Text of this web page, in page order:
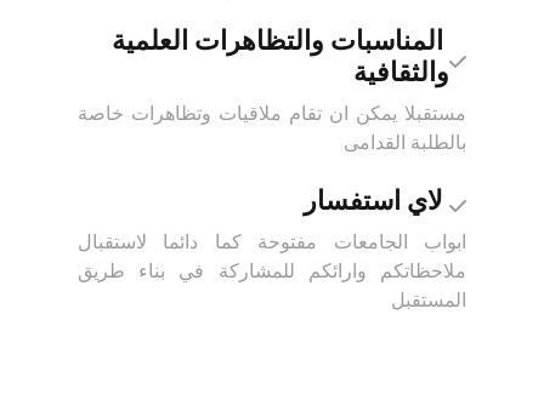
المناسبات والتظاهرات العلمية
والثقافية
مستقبلا يمكن ان تقام ملاقيات وتظاهرات خاصة
بالطلبة القدامى
لاي استفسار
ابواب الجامعات مفتوحة كما دائما لاستقبال
ملاحظاتكم وارائكم للمشاركة في بناء طريق
المستقبل